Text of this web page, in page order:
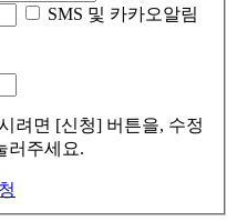
SMS 및 카카오알림
려면 [신청] 버튼을, 수정
러주세요.